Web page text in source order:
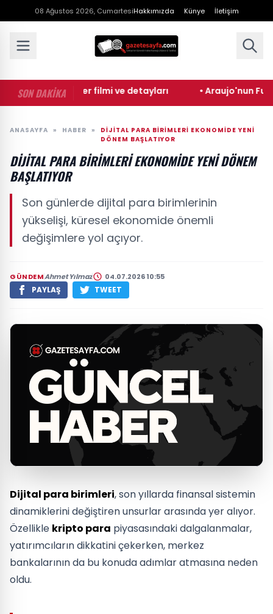
08 Ağustos 2026, CumartesiHakkımızda Künye İletişim
SON DAKİKA
• Süt Kardeşler filmi ve detayları • Araujo'nun Futbol
ANASAYFA » HABER »
DIJITAL PARA BIRIMLERI EKONOMIDE YENI
DÖNEM BAŞLATIYOR
DIJITAL PARA BIRIMLERI EKONOMIDE YENI DÖNEM
BAŞLATIYOR
Son günlerde dijital para birimlerinin
yükselişi, küresel ekonomide önemli
değişimlere yol açıyor.
GÜNDEMAhmet Yılmaz 04.07.2026 10:55
PAYLAŞ TWEET
Dijital para birimleri, son yıllarda finansal sistemin
dinamiklerini değiştiren unsurlar arasında yer alıyor.
Özellikle kripto para piyasasındaki dalgalanmalar,
yatırımcıların dikkatini çekerken, merkez
bankalarının da bu konuda adımlar atmasına neden
oldu.